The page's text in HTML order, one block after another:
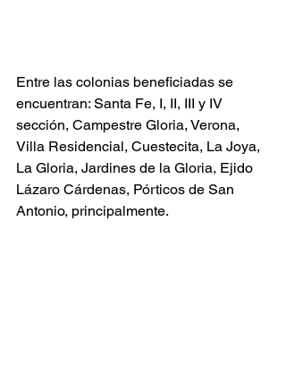
Entre las colonias beneficiadas se
encuentran: Santa Fe, I, II, III y IV
sección, Campestre Gloria, Verona,
Villa Residencial, Cuestecita, La Joya,
La Gloria, Jardines de la Gloria, Ejido
Lázaro Cárdenas, Pórticos de San
Antonio, principalmente.